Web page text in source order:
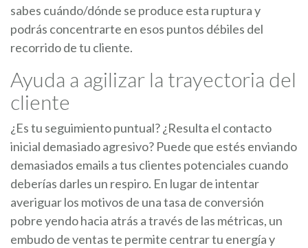
sabes cuándo/dónde se produce esta ruptura y
podrás concentrarte en esos puntos débiles del
recorrido de tu cliente.
Ayuda a agilizar la trayectoria del
cliente
¿Es tu seguimiento puntual? ¿Resulta el contacto
inicial demasiado agresivo? Puede que estés enviando
demasiados emails a tus clientes potenciales cuando
deberías darles un respiro. En lugar de intentar
averiguar los motivos de una tasa de conversión
pobre yendo hacia atrás a través de las métricas, un
embudo de ventas te permite centrar tu energía y